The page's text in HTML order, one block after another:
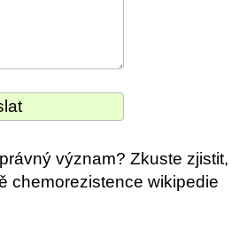
význam? Zkuste zjistit,
chemorezistence wikipedie